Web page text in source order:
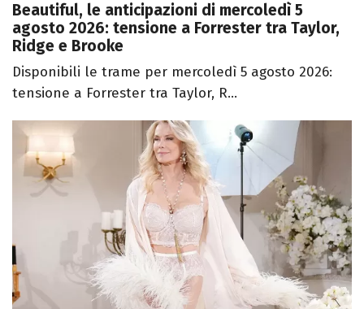
Beautiful, le anticipazioni di mercoledì 5
agosto 2026: tensione a Forrester tra Taylor,
Ridge e Brooke
Disponibili le trame per mercoledì 5 agosto 2026:
tensione a Forrester tra Taylor, R...